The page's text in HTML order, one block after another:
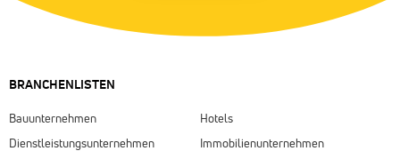
BRANCHENLISTEN
Bauunternehmen
Dienstleistungsunternehmen
Hotels
Immobilienunternehmen